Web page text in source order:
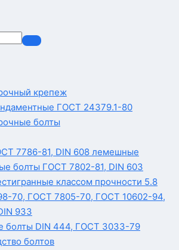
крепеж
ГОСТ 24379.1-80
болты
7786-81, DIN 608 лемешные
болты ГОСТ 7802-81, DIN 603
классом прочности 5.8
70, ГОСТ 7805-70, ГОСТ 10602-94,
933
болты DIN 444, ГОСТ 3033-79
болтов